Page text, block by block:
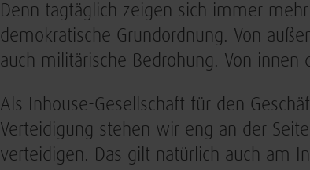
Denn tagtäglich zeigen sich immer
demokratische Grundordnung. Von
auch militärische Bedrohung. Von innen
Als Inhouse-Gesellschaft für den
Verteidigung stehen wir eng an der
verteidigen. Das gilt natürlich auch am